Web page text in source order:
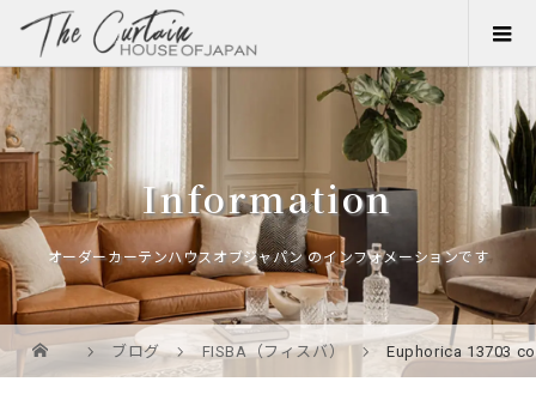
Information
オーダーカーテンハウスオブジャパン のインフォメーションです
ブログ FISBA（フィスバ） Euphorica 13703